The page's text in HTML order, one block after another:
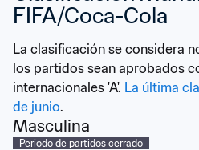
FIFA/Coca-Cola
La clasificación se considera
los partidos sean aprobados
internacionales 'A'. La última
de junio.
Masculina
Periodo de partidos cerrado